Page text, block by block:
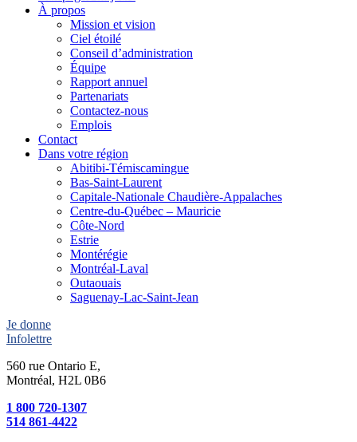
À propos
Mission et vision
Ciel étoilé
Conseil d’administration
Équipe
Rapport annuel
Partenariats
Contactez-nous
Emplois
Contact
Dans votre région
Abitibi-Témiscamingue
Bas-Saint-Laurent
Capitale-Nationale Chaudière-Appalaches
Centre-du-Québec – Mauricie
Côte-Nord
Estrie
Montérégie
Montréal-Laval
Outaouais
Saguenay-Lac-Saint-Jean
Je donne
Infolettre
560 rue Ontario E,
Montréal, H2L 0B6
1 800 720-1307
514 861-4422